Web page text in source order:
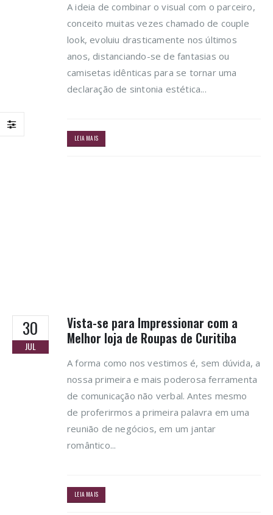
A ideia de combinar o visual com o parceiro,
conceito muitas vezes chamado de couple
look, evoluiu drasticamente nos últimos
anos, distanciando-se de fantasias ou
camisetas idênticas para se tornar uma
declaração de sintonia estética...
LEIA MAIS
30
JUL
Vista-se para Impressionar com a
Melhor loja de Roupas de Curitiba
A forma como nos vestimos é, sem dúvida, a
nossa primeira e mais poderosa ferramenta
de comunicação não verbal. Antes mesmo
de proferirmos a primeira palavra em uma
reunião de negócios, em um jantar
romântico...
LEIA MAIS